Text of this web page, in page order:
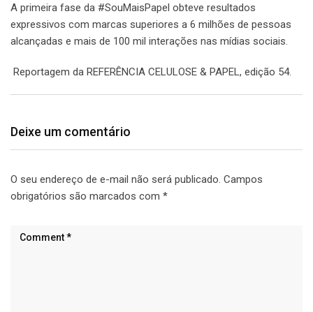
A primeira fase da #SouMaisPapel obteve resultados
expressivos com marcas superiores a 6 milhões de pessoas
alcançadas e mais de 100 mil interações nas mídias sociais.
Reportagem da REFERÊNCIA CELULOSE & PAPEL, edição 54.
Deixe um comentário
O seu endereço de e-mail não será publicado. Campos
obrigatórios são marcados com *